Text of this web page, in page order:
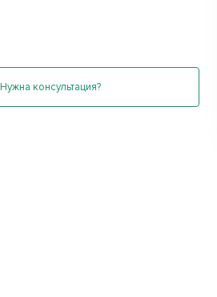
Нужна консультация?